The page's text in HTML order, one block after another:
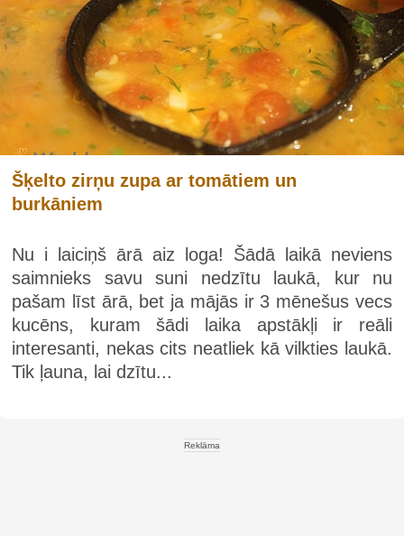
Šķelto zirņu zupa ar tomātiem un
burkāniem
Nu i laiciņš ārā aiz loga! Šādā laikā neviens
saimnieks savu suni nedzītu laukā, kur nu
pašam līst ārā, bet ja mājās ir 3 mēnešus vecs
kucēns, kuram šādi laika apstākļi ir reāli
interesanti, nekas cits neatliek kā vilkties laukā.
Tik ļauna, lai dzītu...
Reklāma